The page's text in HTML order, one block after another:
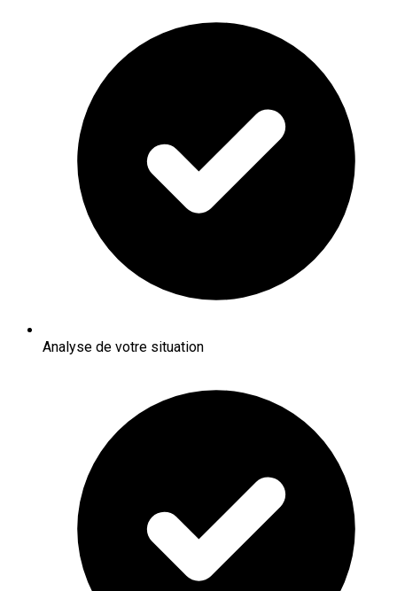
Analyse de votre situation